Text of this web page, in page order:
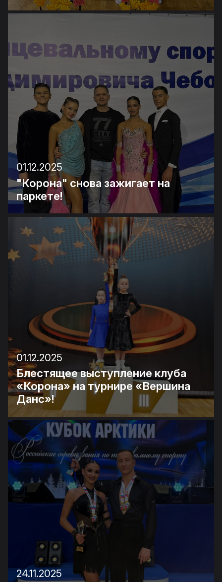
01.12.2025
"Корона" снова зажигает на
паркете!
01.12.2025
Блестящее выступление клуба
«Корона» на турнире «Вершина
Данс»!
24.11.2025